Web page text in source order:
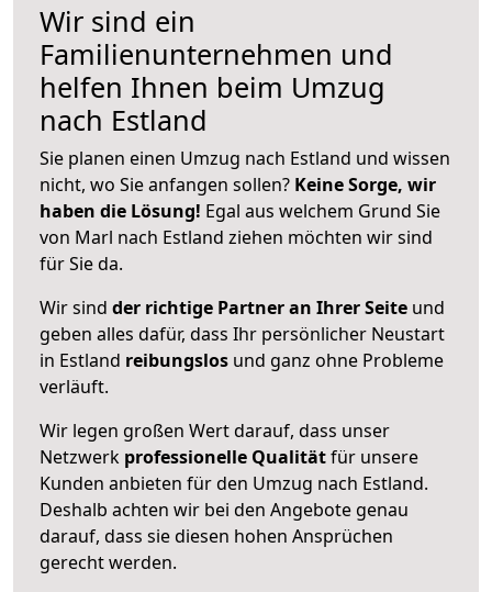
Wir sind ein
Familienunternehmen und
helfen Ihnen beim Umzug
nach Estland
Sie planen einen Umzug nach Estland und wissen
nicht, wo Sie anfangen sollen? Keine Sorge, wir
haben die Lösung! Egal aus welchem Grund Sie
von Marl nach Estland ziehen möchten wir sind
für Sie da.
Wir sind der richtige Partner an Ihrer Seite und
geben alles dafür, dass Ihr persönlicher Neustart
in Estland reibungslos und ganz ohne Probleme
verläuft.
Wir legen großen Wert darauf, dass unser
Netzwerk professionelle Qualitätfür unsere
Kunden anbieten für den Umzug nach Estland.
Deshalb achten wir bei den Angebote genau
darauf, dass sie diesen hohen Ansprüchen
gerecht werden.